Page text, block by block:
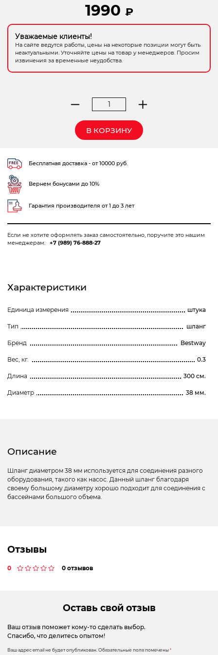
1990 ₽
Уважаемые клиенты!
На сайте ведутся работы, цены на некоторые позиции могут быть
неактуальными. Уточняйте цены на товар у менеджеров. Просим
извинения за временные неудобства.
Количество
Запасной
м,
В КОРЗИНУ
Бесплатная доставка - от 10000 руб.
Вернем бонусами до 10%
Гарантия производителя от 1 до 3 лет
Если не хотите оформлять заказ самостоятельно, поручите это нашим
менеджерам:
+7 (989) 76-888-27
Характеристики
Единица измерения штука
Тип шланг
Бренд Bestway
Вес, кг. 0.3
Длина 300 см.
Диаметр 38 мм.
Описание
Шланг диаметром 38 мм используется для соединения разного
оборудования, такого как насос. Данный шланг благодаря
своему большому диаметру хорошо подходит для соединения с
бассейнами большого объема.
Отзывы
0 0 отзывов
Оставь свой отзыв
Ваш отзыв поможет кому-то сделать выбор.
Спасибо, что делитесь опытом!
Ваш адрес email не будет опубликован. Обязательные поля помечены*